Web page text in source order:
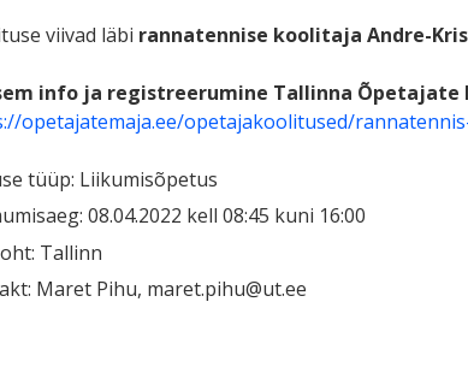
viivad läbi rannatennise koolitaja Andre-
info ja registreerumine Tallinna Õpetajate
opetajatemaja.ee/opetajakoolitused/
tüüp: Liikumisõpetus
08.04.2022 kell 08:45 kuni 16:00
Tallinn
Maret Pihu, maret.pihu@ut.ee